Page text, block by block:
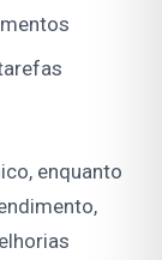
enquanto